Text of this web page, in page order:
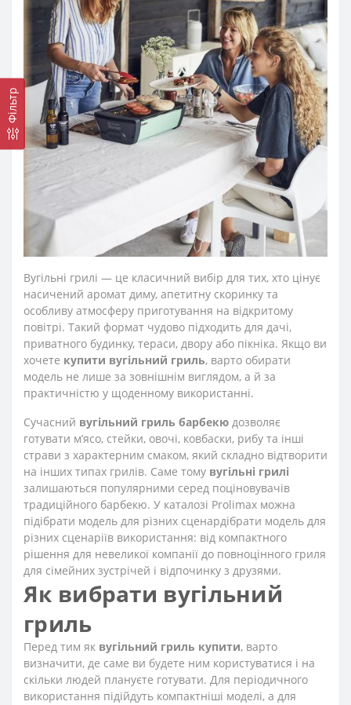
Фільтр
Вугільні грилі — це класичний вибір для тих, хто цінує
насичений аромат диму, апетитну скоринку та
особливу атмосферу приготування на відкритому
повітрі. Такий формат чудово підходить для дачі,
приватного будинку, тераси, двору або пікніка. Якщо ви
хочете купити вугільний гриль, варто обирати
модель не лише за зовнішнім виглядом, а й за
практичністю у щоденному використанні.
Сучасний вугільний гриль барбекю дозволяє
готувати м’ясо, стейки, овочі, ковбаски, рибу та інші
страви з характерним смаком, який складно відтворити
на інших типах грилів. Саме тому вугільні грилі
залишаються популярними серед поціновувачів
традиційного барбекю. У каталозі Prolimax можна
підібрати модель для різних сценардібрати модель для
різних сценаріїв використання: від компактного
рішення для невеликої компанії до повноцінного гриля
для сімейних зустрічей і відпочинку з друзями.
Як вибрати вугільний
гриль
Перед тим як вугільний гриль купити, варто
визначити, де саме ви будете ним користуватися і на
скільки людей плануєте готувати. Для періодичного
використання підійдуть компактніші моделі, а для